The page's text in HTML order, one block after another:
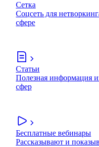
Сетка
Соцсеть для
сфере
Статьи
Полезная информация
сфер
Бесплатные вебинары
Рассказывают и